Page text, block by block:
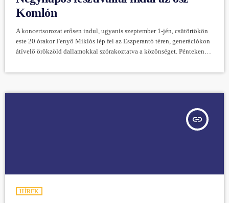
Komlón
A koncertsorozat erősen indul, ugyanis szeptember 1-jén, csütörtökön
este 20 órakor Fenyő Miklós lép fel az Eszperantó téren, generációkon
átívelő örökzöld dallamokkal szórakoztatva a közönséget. Pénteken
ritmikus sportgimnasztika és jamzsonglőr-bemutatókat láthatnak az
követően pedig Biga, Dr. BRS és Varga Viktor lép színpadra. A délután
insert_link
HÍREK